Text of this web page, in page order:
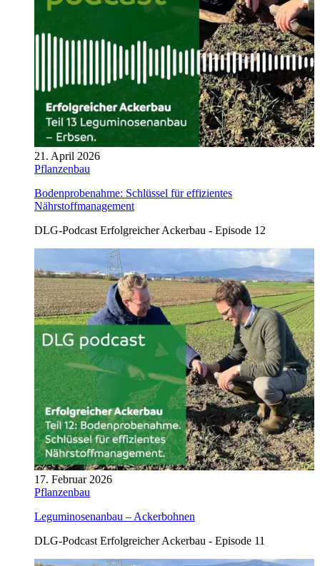
21. April 2026
Pflanzenbau
Bodenprobenahme: Schlüssel für effizientes
Nährstoffmanagement
DLG-Podcast Erfolgreicher Ackerbau - Episode 12
17. Februar 2026
Pflanzenbau
Leguminosenanbau – Ackerbohnen
DLG-Podcast Erfolgreicher Ackerbau - Episode 11